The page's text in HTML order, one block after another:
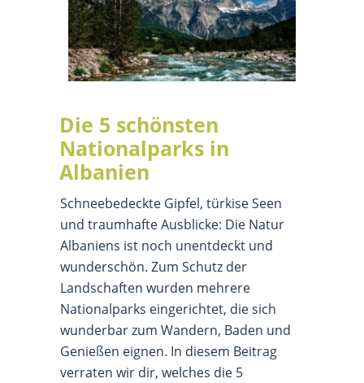
Die 5 schönsten
Nationalparks in
Albanien
Schneebedeckte Gipfel, türkise Seen
und traumhafte Ausblicke: Die Natur
Albaniens ist noch unentdeckt und
wunderschön. Zum Schutz der
Landschaften wurden mehrere
Nationalparks eingerichtet, die sich
wunderbar zum Wandern, Baden und
Genießen eignen. In diesem Beitrag
verraten wir dir, welches die 5